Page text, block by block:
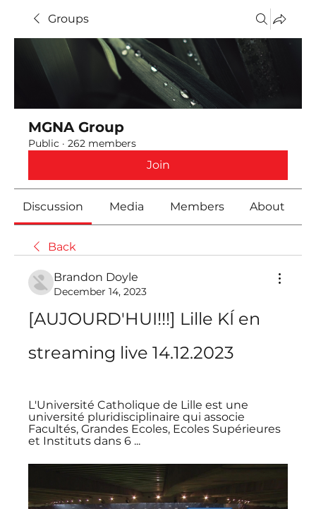
Groups
MGNA Group
Public · 262 members
Join
Discussion Media Members About
Back
Brandon Doyle
December 14, 2023
[AUJOURD'HUI!!!] Lille KÍ en
streaming live 14.12.2023
L'Université Catholique de Lille est une
université pluridisciplinaire qui associe
Facultés, Grandes Ecoles, Ecoles Supérieures
et Instituts dans 6 ...